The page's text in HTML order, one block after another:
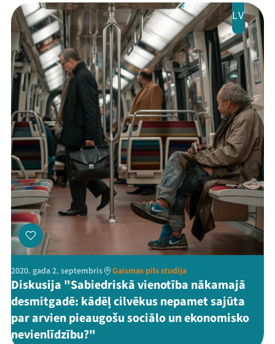
LV
2020. gada 2. septembris Gaismas pils studija
Diskusija "Sabiedriskā vienotība nākamajā
desmitgadē: kādēļ cilvēkus nepamet sajūta
par arvien pieaugošu sociālo un ekonomisko
nevienlīdzību?"